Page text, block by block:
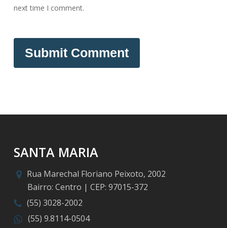
next time I comment.
SANTA MARIA
Rua Marechal Floriano Peixoto, 2002
Bairro: Centro | CEP: 97015-372
(55) 3028-2002
(55) 9.8114-0504